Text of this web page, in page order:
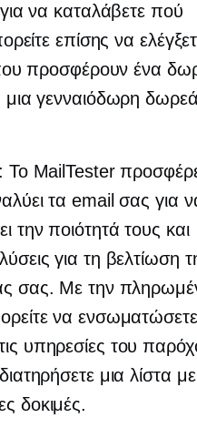
να καταλάβετε πού
επίσης να
προσφέρουν ένα
γενναιόδωρη
: Το MailTester
τα email σας για
την ποιότητά τους και
για τη βελτίωση
σας. Με την
να
υπηρεσίες του
μια λίστα με
δοκιμές.